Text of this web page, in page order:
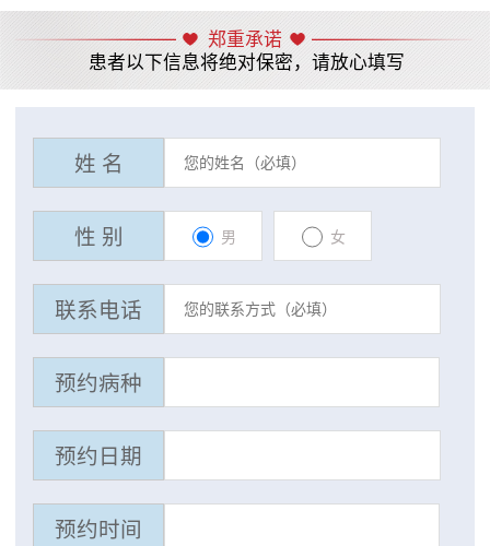
郑重承诺
患者以下信息将绝对保密，请放心填写
姓 名
性 别 男 女
联系电话
预约病种
预约日期
预约时间